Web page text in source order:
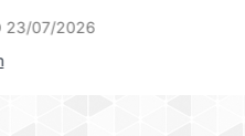
23/07/2026